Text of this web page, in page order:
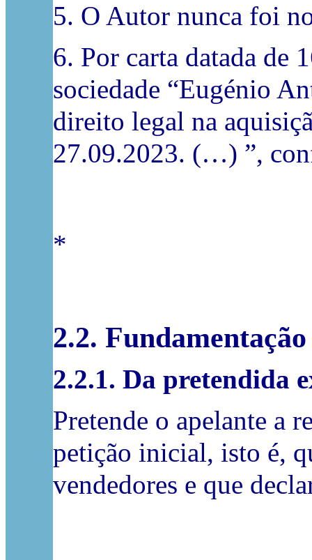
5. O Autor nunca foi
6. Por carta datada de
sociedade “Eugénio
direito legal na
27.09.2023. (…) ”,
*
2.2.
2.2.1. Da pretendida
Pretende o apelante a
petição inicial, isto é,
vendedores e que